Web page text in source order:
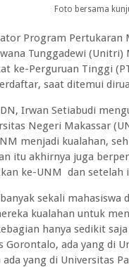
Foto bersama
Program Pertukaran
Tunggadewi
ke-Perguruan Tinggi
saat ditemui
Irwan Setiabudi
Negeri Makassar
menjadi kualahan,
itu akhirnya juga
ke-UNM dan setelah
sekali mahasiswa
kualahan untuk
hanya sedikit
Gorontalo, ada yang di
yang di Universitas